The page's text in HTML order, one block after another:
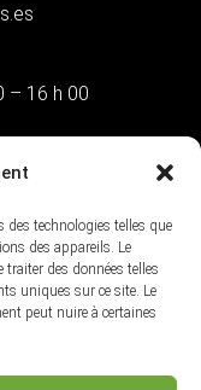
des technologies telles que
des appareils. Le
des données telles
uniques sur ce site. Le
peut nuire à certaines
– 16 h 00